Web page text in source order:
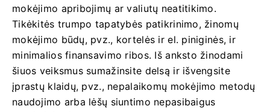
mokėjimo apribojimų ar valiutų neatitikimo.
Tikėkitės trumpo tapatybės patikrinimo, žinomų
mokėjimo būdų, pvz., kortelės ir el. piniginės, ir
minimalios finansavimo ribos. Iš anksto žinodami
šiuos veiksmus sumažinsite delsą ir išvengsite
įprastų klaidų, pvz., nepalaikomų mokėjimo metodų
naudojimo arba lėšų siuntimo nepasibaigus